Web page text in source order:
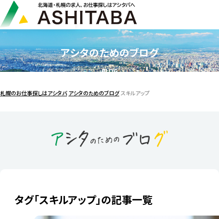
アシタのためのブログ
BLOG
札幌のお仕事探しはアシタバ アシタのためのブログ スキルアップ
タグ「スキルアップ」の記事一覧